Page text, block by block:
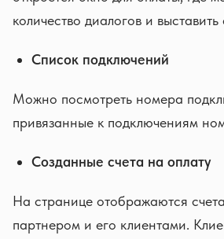
количество диалогов и выставить
Список подключений
Можно посмотреть номера
привязанные к подключениям
Созданные счета на оплату
На странице отображаются
партнером и его клиентами.